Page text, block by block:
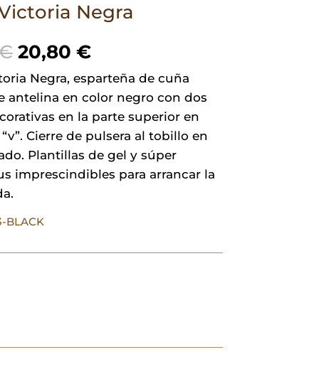
Negra
El
precio
original
era:
26,00 €.
20,80 €El
precio
actual
es:
20,80 €.
Negra, esparteña de cuña
antelina en color negro con dos
en la parte superior en
Cierre de pulsera al tobillo en
Plantillas de gel y súper
imprescindibles para arrancar la
BLACK